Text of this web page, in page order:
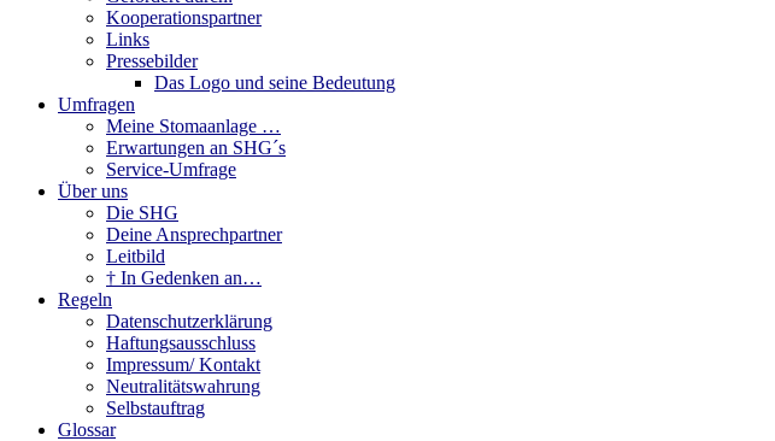
Kooperationspartner
Links
Pressebilder
Das Logo und seine Bedeutung
Umfragen
Meine Stomaanlage …
Erwartungen an SHG´s
Service-Umfrage
Über uns
Die SHG
Deine Ansprechpartner
Leitbild
† In Gedenken an…
Regeln
Datenschutzerklärung
Haftungsausschluss
Impressum/ Kontakt
Neutralitätswahrung
Selbstauftrag
Glossar